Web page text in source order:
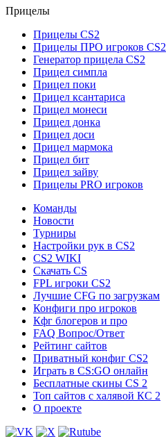
Прицелы
Прицелы CS2
Прицелы ПРО игроков CS2
Генератор прицела CS2
Прицел симпла
Прицел поки
Прицел ксантариса
Прицел монеси
Прицел донка
Прицел доси
Прицел мармока
Прицел бит
Прицел зайву
Прицелы PRO игроков
Команды
Новости
Турниры
Настройки рук в CS2
CS2 WIKI
Скачать CS
FPL игроки CS2
Лучшие CFG по загрузкам
Конфиги про игроков
Кфг блогеров и про
FAQ Вопрос/Ответ
Рейтинг сайтов
Приватный конфиг CS2
Играть в CS:GO онлайн
Бесплатные скины CS 2
Топ сайтов с халявой КС 2
О проекте